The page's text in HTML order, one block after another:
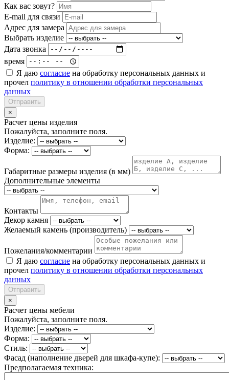
Как вас зовут?
E-mail для связи
Адрес для замера
Выбрать изделие
Дата звонка
время
Я даю согласие на обработку персональных данных и
прочел политику в отношении обработки персональных
данных
Отправить
×
Расчет цены изделия
Пожалуйста, заполните поля.
Изделие:
Форма:
Габаритные размеры изделия (в мм)
Дополнительные элементы
Контакты
Декор камня
Желаемый камень (производитель)
Пожелания/комментарии
Я даю согласие на обработку персональных данных и
прочел политику в отношении обработки персональных
данных
Отправить
×
Расчет цены мебели
Пожалуйста, заполните поля.
Изделие:
Форма:
Стиль:
Фасад (наполнение дверей для шкафа-купе):
Предполагаемая техника: